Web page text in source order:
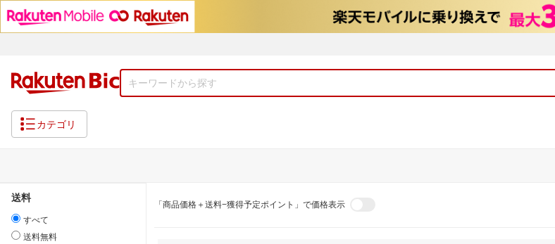
カテゴリ
送料
すべて
送料無料
「商品価格＋送料−獲得予定ポイント」で価格表示